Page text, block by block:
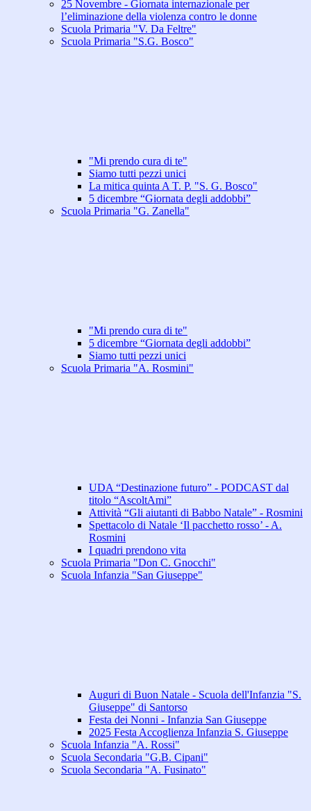
25 Novembre - Giornata internazionale per
l’eliminazione della violenza contro le donne
Scuola Primaria "V. Da Feltre"
Scuola Primaria "S.G. Bosco"
"Mi prendo cura di te"
Siamo tutti pezzi unici
La mitica quinta A T. P. "S. G. Bosco"
5 dicembre “Giornata degli addobbi”
Scuola Primaria "G. Zanella"
"Mi prendo cura di te"
5 dicembre “Giornata degli addobbi”
Siamo tutti pezzi unici
Scuola Primaria "A. Rosmini"
UDA “Destinazione futuro” - PODCAST dal
titolo “AscoltAmi”
Attività “Gli aiutanti di Babbo Natale” - Rosmini
Spettacolo di Natale ‘Il pacchetto rosso’ - A.
Rosmini
I quadri prendono vita
Scuola Primaria "Don C. Gnocchi"
Scuola Infanzia "San Giuseppe"
Auguri di Buon Natale - Scuola dell'Infanzia "S.
Giuseppe" di Santorso
Festa dei Nonni - Infanzia San Giuseppe
2025 Festa Accoglienza Infanzia S. Giuseppe
Scuola Infanzia "A. Rossi"
Scuola Secondaria "G.B. Cipani"
Scuola Secondaria "A. Fusinato"